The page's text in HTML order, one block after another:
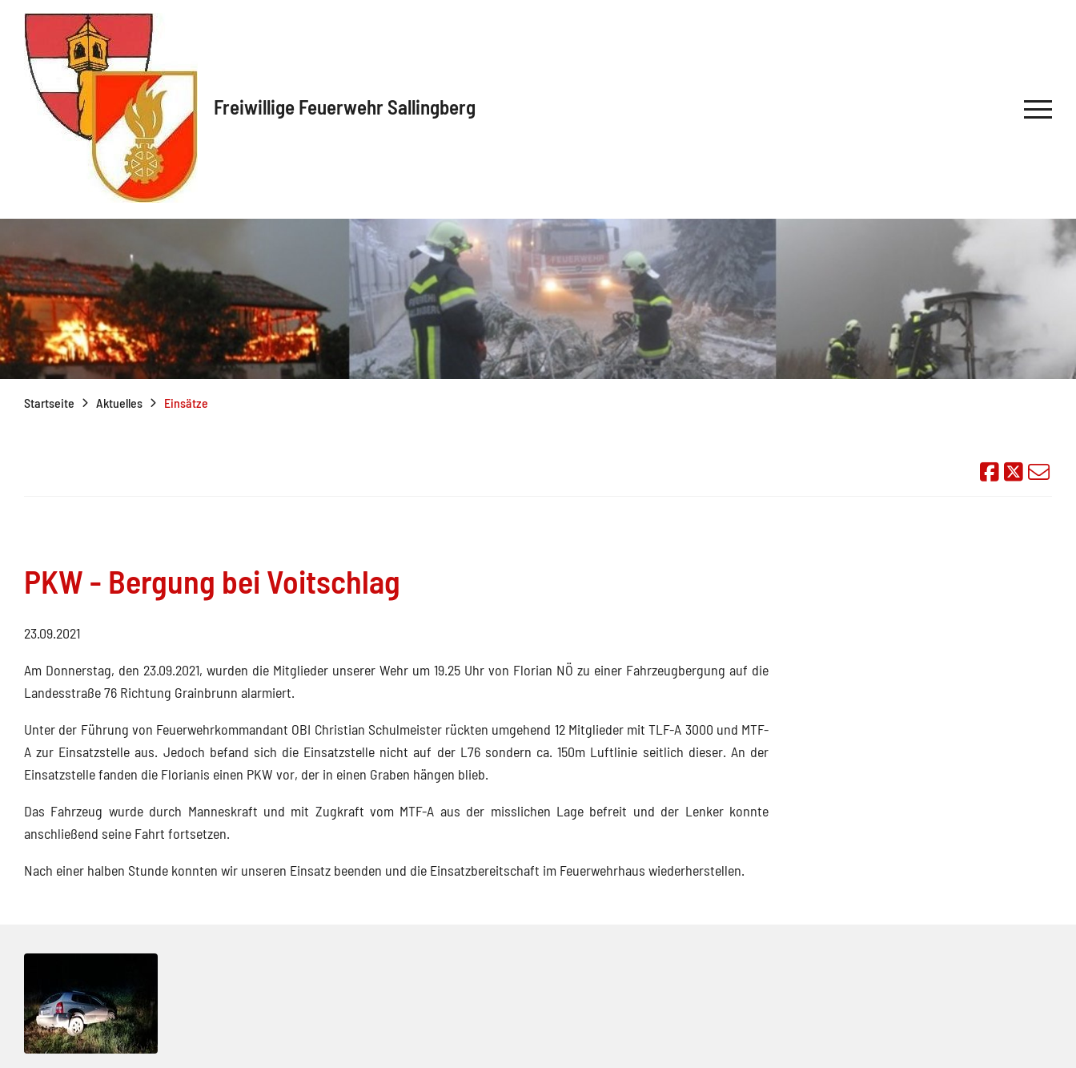
Freiwillige Feuerwehr Sallingberg
Startseite Aktuelles Einsätze
Auf
PKW - Bergung bei Voitschlag
23.09.2021
Am Donnerstag, den 23.09.2021, wurden die Mitglieder unserer Wehr um 19.25 Uhr von Florian NÖ zu einer Fahrzeugbergung auf die
Landesstraße 76 Richtung Grainbrunn alarmiert.
Unter der Führung von Feuerwehrkommandant OBI Christian Schulmeister rückten umgehend 12 Mitglieder mit TLF-A 3000 und MTF-
A zur Einsatzstelle aus. Jedoch befand sich die Einsatzstelle nicht auf der L76 sondern ca. 150m Luftlinie seitlich dieser. An der
Einsatzstelle fanden die Florianis einen PKW vor, der in einen Graben hängen blieb.
Das Fahrzeug wurde durch Manneskraft und mit Zugkraft vom MTF-A aus der misslichen Lage befreit und der Lenker konnte
anschließend seine Fahrt fortsetzen.
Nach einer halben Stunde konnten wir unseren Einsatz beenden und die Einsatzbereitschaft im Feuerwehrhaus wiederherstellen.